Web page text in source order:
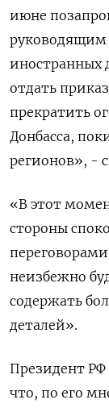
‌июне
руководящим
иностранных
отдать
прекратить
Донбасса,
регионов», -
«В этот
‌стороны
неизбежно
содержать
деталей».
Президент
что, по его